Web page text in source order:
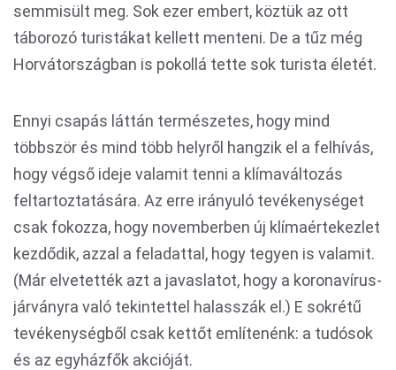
semmisült meg. Sok ezer embert, köztük az ott
táborozó turistákat kellett menteni. De a tűz még
Horvátországban is pokollá tette sok turista életét.
Ennyi csapás láttán természetes, hogy mind
többször és mind több helyről hangzik el a felhívás,
hogy végső ideje valamit tenni a klímaváltozás
feltartoztatására. Az erre irányuló tevékenységet
csak fokozza, hogy novemberben új klímaértekezlet
kezdődik, azzal a feladattal, hogy tegyen is valamit.
(Már elvetették azt a javaslatot, hogy a koronavírus-
járványra való tekintettel halasszák el.) E sokrétű
tevékenységből csak kettőt említenénk: a tudósok
és az egyházfők akcióját.